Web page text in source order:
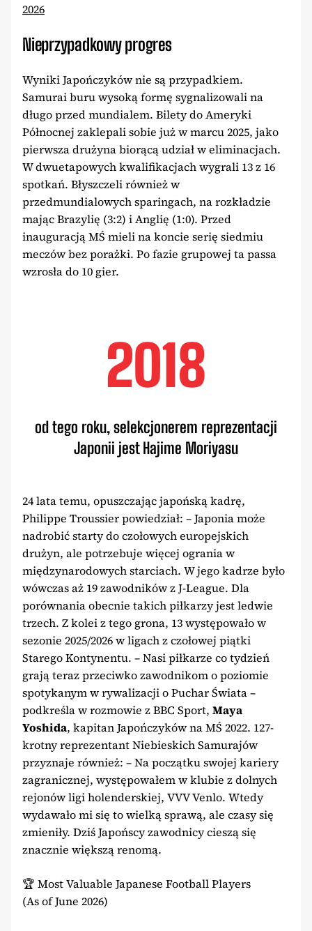
2026
Nieprzypadkowy progres
Wyniki Japończyków nie są przypadkiem.
Samurai buru wysoką formę sygnalizowali na
długo przed mundialem. Bilety do Ameryki
Północnej zaklepali sobie już w marcu 2025, jako
pierwsza drużyna biorącą udział w eliminacjach.
W dwuetapowych kwalifikacjach wygrali 13 z 16
spotkań. Błyszczeli również w
przedmundialowych sparingach, na rozkładzie
mając Brazylię (3:2) i Anglię (1:0). Przed
inauguracją MŚ mieli na koncie serię siedmiu
meczów bez porażki. Po fazie grupowej ta passa
wzrosła do 10 gier.
2018
od tego roku, selekcjonerem reprezentacji
Japonii jest Hajime Moriyasu
24 lata temu, opuszczając japońską kadrę,
Philippe Troussier powiedział: – Japonia może
nadrobić starty do czołowych europejskich
drużyn, ale potrzebuje więcej ogrania w
międzynarodowych starciach. W jego kadrze było
wówczas aż 19 zawodników z J-League. Dla
porównania obecnie takich piłkarzy jest ledwie
trzech. Z kolei z tego grona, 13 występowało w
sezonie 2025/2026 w ligach z czołowej piątki
Starego Kontynentu. – Nasi piłkarze co tydzień
grają teraz przeciwko zawodnikom o poziomie
spotykanym w rywalizacji o Puchar Świata –
podkreśla w rozmowie z BBC Sport, Maya
Yoshida, kapitan Japończyków na MŚ 2022. 127-
krotny reprezentant Niebieskich Samurajów
przyznaje również: – Na początku swojej kariery
zagranicznej, występowałem w klubie z dolnych
rejonów ligi holenderskiej, VVV Venlo. Wtedy
wydawało mi się to wielką sprawą, ale czasy się
zmieniły. Dziś Japońscy zawodnicy cieszą się
znacznie większą renomą.
🏆 Most Valuable Japanese Football Players
(As of June 2026)